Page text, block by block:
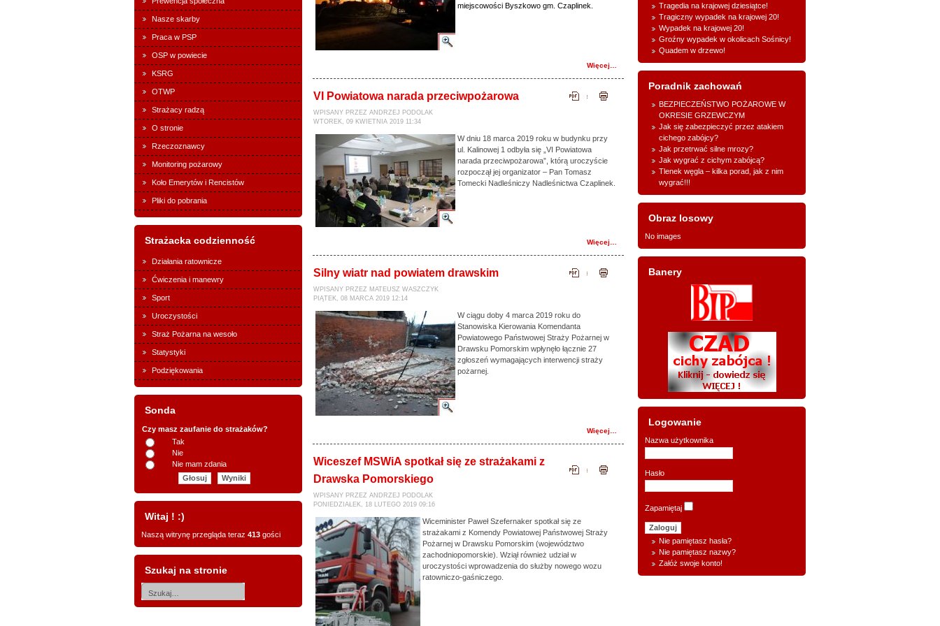
Nasze skarby
Praca w PSP
OSP w powiecie
KSRG
OTWP
Strażacy radzą
O stronie
Rzeczoznawcy
Monitoring pożarowy
Koło Emerytów i Rencistów
Pliki do pobrania
Strażacka codzienność
Działania ratownicze
Ćwiczenia i manewry
Sport
Uroczystości
Straż Pożarna na wesoło
Statystyki
Podziękowania
Sonda
Czy masz zaufanie do strażaków?
Tak
Nie
Nie mam zdania
Witaj ! :)
Naszą witrynę przegląda teraz 413 gości
Szukaj na stronie
miejscowości Byszkowo gm. Czaplinek.
Więcej…
VI Powiatowa narada przeciwpożarowa
WPISANY PRZEZ ANDRZEJ PODOLAK
WTOREK, 09 KWIETNIA 2019 11:34
W dniu 18 marca 2019 roku w budynku przy
ul. Kalinowej 1 odbyła się „VI Powiatowa
narada przeciwpożarowa”, którą uroczyście
rozpoczął jej organizator – Pan Tomasz
Tomecki Nadleśniczy Nadleśnictwa Czaplinek.
Więcej…
Silny wiatr nad powiatem drawskim
WPISANY PRZEZ MATEUSZ WASZCZYK
PIĄTEK, 08 MARCA 2019 12:14
W ciągu doby 4 marca 2019 roku do
Stanowiska Kierowania Komendanta
Powiatowego Państwowej Straży Pożarnej w
Drawsku Pomorskim wpłynęło łącznie 27
zgłoszeń wymagających interwencji straży
pożarnej.
Więcej…
Wiceszef MSWiA spotkał się ze strażakami z
Drawska Pomorskiego
WPISANY PRZEZ ANDRZEJ PODOLAK
PONIEDZIAŁEK, 18 LUTEGO 2019 09:16
Wiceminister Paweł Szefernaker spotkał się ze
strażakami z Komendy Powiatowej Państwowej Straży
Pożarnej w Drawsku Pomorskim (województwo
zachodniopomorskie). Wziął również udział w
uroczystości wprowadzenia do służby nowego wozu
ratowniczo-gaśniczego.
Tragedia na krajowej dziesiątce!
Tragiczny wypadek na krajowej 20!
Wypadek na krajowej 20!
Groźny wypadek w okolicach Sośnicy!
Quadem w drzewo!
Poradnik zachowań
BEZPIECZEŃSTWO POŻAROWE W
OKRESIE GRZEWCZYM
Jak się zabezpieczyć przez atakiem
cichego zabójcy?
Jak przetrwać silne mrozy?
Jak wygrać z cichym zabójcą?
Tlenek węgla – kilka porad, jak z nim
wygrać!!!
Obraz losowy
No images
Banery
Logowanie
Nazwa użytkownika
Hasło
Zapamiętaj
Nie pamiętasz hasła?
Nie pamiętasz nazwy?
Załóż swoje konto!